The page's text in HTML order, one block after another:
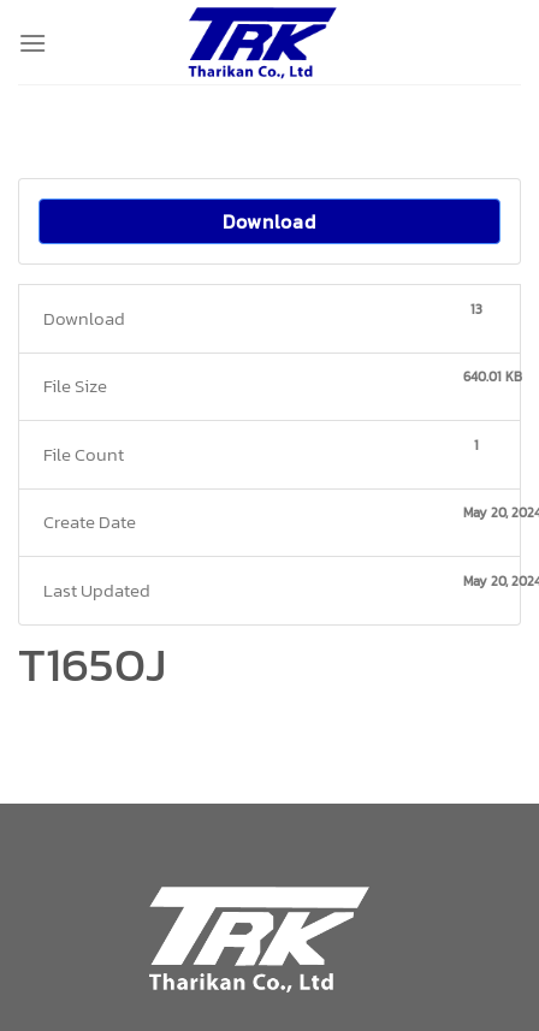
Download
Download 13
File Size 640.01 KB
File Count 1
Create Date May 20,
Last Updated May 20,
T1650J